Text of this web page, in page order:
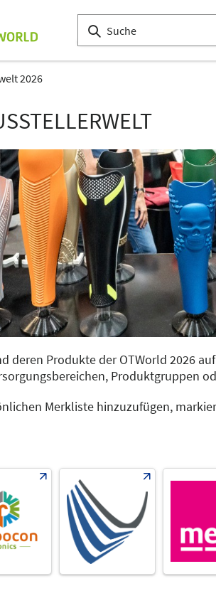
2026
deren Produkte der OTWorld 2026
Produktgruppen
Merkliste hinzuzufügen,